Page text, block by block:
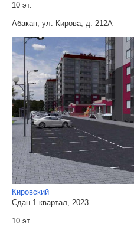
10 эт.
Абакан, ул. Кирова, д. 212А
Кировский
Сдан 1 квартал, 2023
10 эт.